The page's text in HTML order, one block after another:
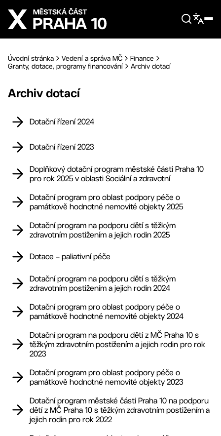
Přejít na hlavní obsah
Úvodní stránka Vedení a správa MČ
Finance
Granty, dotace, programy financování
Archiv dotací
Archiv dotací
Dotační řízení 2024
Dotační řízení 2023
Doplňkový dotační program městské části Praha 10
pro rok 2025 v oblasti Sociální a zdravotní
Dotační program pro oblast podpory péče o
památkově hodnotné nemovité objekty 2025
Dotační program na podporu dětí s těžkým
zdravotním postižením a jejich rodin 2025
Dotace – paliativní péče
Dotační program na podporu dětí s těžkým
zdravotním postižením a jejich rodin 2024
Dotační program pro oblast podpory péče o
památkově hodnotné nemovité objekty 2024
Dotační program na podporu dětí z MČ Praha 10 s
těžkým zdravotním postižením a jejich rodin pro rok
2023
Dotační program pro oblast podpory péče o
památkově hodnotné nemovité objekty 2023
Dotační program městské části Praha 10 na podporu
dětí z MČ Praha 10 s těžkým zdravotním postižením a
jejich rodin pro rok 2022